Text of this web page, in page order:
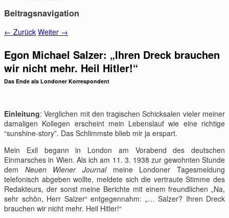
Beitragsnavigation
← Zurück Weiter →
Egon Michael Salzer: „Ihren Dreck brauchen
wir nicht mehr. Heil Hitler!“
Das Ende als Londoner Korrespondent
Einleitung: Verglichen mit den tragischen Schicksalen vieler meiner
damaligen Kollegen erscheint mein Lebenslauf wie eine richtige
“sunshine-story”. Das Schlimmste blieb mir ja erspart.
Mein Exil begann in London am Vorabend des deutschen
Einmarsches in Wien. Als ich am 11. 3. 1938 zur gewohnten Stunde
dem Neuen Wiener Journalmeine Londoner Tagesmeldung
telefonisch abgeben wollte, meldete sich die vertraute Stimme des
Redakteurs, der sonst meine Berichte mit einem freundlichen „Na,
sehr schön, Herr Salzer“ entgegennahm: „… Salzer? Ihren Dreck
brauchen wir nicht mehr. Heil Hitler!“